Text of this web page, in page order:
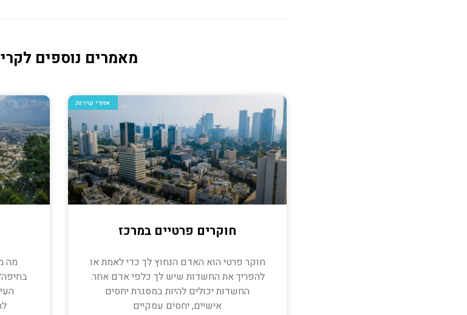
מאמרים נוספים
אזורי שירות
חוקרים פרטיים במרכז
חוקר פרטי הוא האדם הנחוץ לך כדי לאמת או
להפריך את החשדות שיש לך כלפי אדם אחר.
החשדות יכולים להיות במסגרת יחסים
אישיים, יחסים עסקיים
מה